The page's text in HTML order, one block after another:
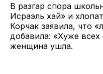
В разгар спора
Исраэль хай» и
Корчак заявила, что
добавила: «Хуже
женщина ушла.